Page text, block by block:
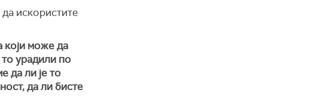
искористите
који може да
урадили по
да ли је то
да ли бисте